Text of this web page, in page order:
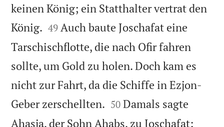
keinen König; ein Statthalter vertrat den
König. 

49 Auch baute Joschafat eine
Tarschischflotte, die nach Ofir fahren
sollte, um Gold zu holen. Doch kam es
nicht zur Fahrt, da die Schiffe in Ezjon-
Geber zerschellten. 

50 Damals sagte
Ahasja, der Sohn Ahabs, zu Joschafat: